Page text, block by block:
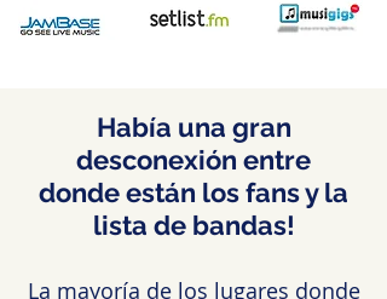
Había una gran
desconexión entre
donde están los fans y la
lista de bandas!
La mayoría de los lugares donde